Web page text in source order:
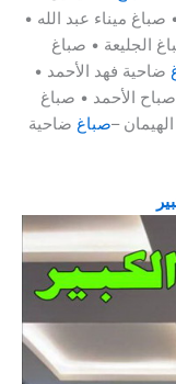
ميناء عبد الله •
الجليعة • صباغ
ضاحية فهد الأحمد •
الأحمد • صباغ
–صباغ ضاحية